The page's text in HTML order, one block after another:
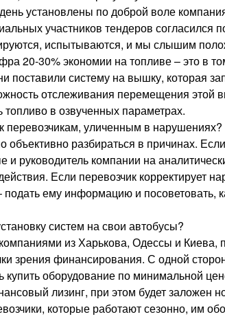
установлены по доброй воле
участников тендеров согласился
испытываются, и мы слышим
20-30% экономии на топливе – это в
поставили систему на вышку, которая
отслеживания перемещения этой
в озвученных параметрах.
перевозчикам, уличенным в нарушениях?
объективно разбираться в причинах.
руководитель компании на
Если перевозчик корректирует
ему информацию и посоветовать,
систем на свои автобусы?
из Харькова, Одессы и Киева,
зрения финансирования. С одной
купить оборудование по минимальной
лизинг, при этом будет заложен
которые работают сезонно, им